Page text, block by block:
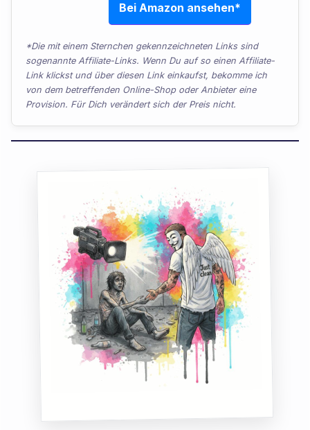
Bei Amazon ansehen*
*Die mit einem Sternchen gekennzeichneten Links sind
sogenannte Affiliate-Links. Wenn Du auf so einen Affiliate-
Link klickst und über diesen Link einkaufst, bekomme ich
von dem betreffenden Online-Shop oder Anbieter eine
Provision. Für Dich verändert sich der Preis nicht.